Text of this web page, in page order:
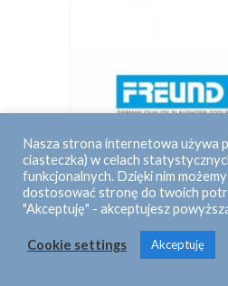
Nasza strona internetowa używa
ciasteczka) w celach
funkcjonalnych. Dzięki nim
dostosować stronę do twoich
"Akceptuję" - akceptujesz
Cookie settings Akceptuję